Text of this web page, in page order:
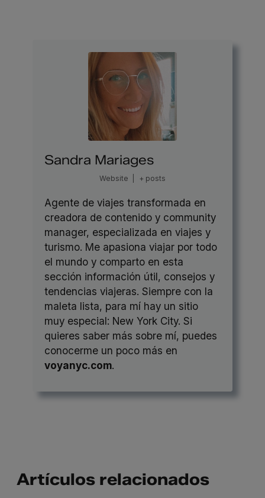
Sandra Mariages
Website + posts
Agente de viajes transformada en
creadora de contenido y community
manager, especializada en viajes y
turismo. Me apasiona viajar por todo
el mundo y comparto en esta
sección información útil, consejos y
tendencias viajeras. Siempre con la
maleta lista, para mí hay un sitio
muy especial: New York City. Si
quieres saber más sobre mí, puedes
conocerme un poco más en
voyanyc.com.
Artículos relacionados